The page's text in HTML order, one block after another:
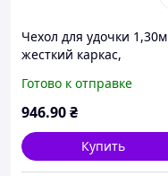
Чехол для удочки 1,30м
жесткий каркас,
секции, 2 кармана
Готово к отправке
946.90₴
Купить